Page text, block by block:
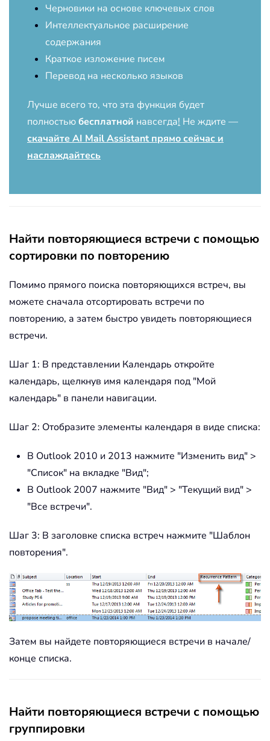
Черновики на основе ключевых слов
Интеллектуальное расширение
содержания
Краткое изложение писем
Перевод на несколько языков
Лучше всего то, что эта функция будет
полностьюбесплатной навсегда! Не ждите —
скачайте AI Mail Assistant прямо сейчас и
наслаждайтесь
Найти повторяющиеся встречи с помощью
сортировки по повторению
Помимо прямого поиска повторяющихся встреч, вы
можете сначала отсортировать встречи по
повторению, а затем быстро увидеть повторяющиеся
встречи.
Шаг 1: В представлении Календарь откройте
календарь, щелкнув имя календаря под "Мой
календарь" в панели навигации.
Шаг 2: Отобразите элементы календаря в виде списка:
В Outlook 2010 и 2013 нажмите "Изменить вид" >
"Список" на вкладке "Вид";
В Outlook 2007 нажмите "Вид" > "Текущий вид" >
"Все встречи".
Шаг 3: В заголовке списка встреч нажмите "Шаблон
повторения".
Затем вы найдете повторяющиеся встречи в начале/
конце списка.
Найти повторяющиеся встречи с помощью
группировки